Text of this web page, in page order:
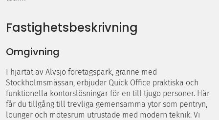
Fastighetsbeskrivning
Omgivning
I hjärtat av Älvsjö företagspark, granne med
Stockholmsmässan, erbjuder Quick Office praktiska och
funktionella kontorslösningar för en till tjugo personer. Här
får du tillgång till trevliga gemensamma ytor som pentryn,
lounger och mötesrum utrustade med modern teknik. Vi